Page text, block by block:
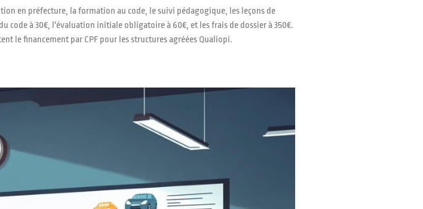
en préfecture, la formation au code, le suivi pédagogique, les leçons de
code à 30€, l'évaluation initiale obligatoire à 60€, et les frais de dossier à 350€.
le financement par CPF pour les structures agréées Qualiopi.